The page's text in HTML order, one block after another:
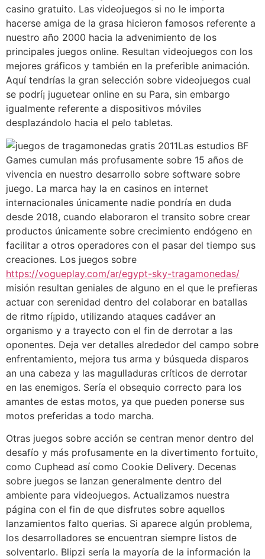
casino gratuito. Las videojuegos si no le importa
hacerse amiga de la grasa hicieron famosos referente a
nuestro año 2000 hacia la advenimiento de los
principales juegos online. Resultan videojuegos con los
mejores gráficos y también en la preferible animación.
Aquí tendrí­as la gran selección sobre videojuegos cual
se podrí¡ juguetear online en su Para, sin embargo
igualmente referente a dispositivos móviles
desplazándolo hacia el pelo tabletas.
Las estudios BF
Games cumulan más profusamente sobre 15 años de
vivencia en nuestro desarrollo sobre software sobre
juego. La marca hay la en casinos en internet
internacionales únicamente nadie pondrí­a en duda
desde 2018, cuando elaboraron el transito sobre crear
productos únicamente sobre crecimiento endógeno en
facilitar a otros operadores con el pasar del tiempo sus
creaciones. Los juegos sobre
https://vogueplay.com/ar/egypt-sky-tragamonedas/
misión resultan geniales de alguno en el que le prefieras
actuar con serenidad dentro del colaborar en batallas
de ritmo rí¡pido, utilizando ataques cadáver an
organismo y a trayecto con el fin de derrotar a las
oponentes. Deja ver detalles alrededor del campo sobre
enfrentamiento, mejora tus arma y búsqueda disparos
an una cabeza y las magulladuras críticos de derrotar
en las enemigos. Serí­a el obsequio correcto para los
amantes de estas motos, ya que pueden ponerse sus
motos preferidas a todo marcha.
Otras juegos sobre acción se centran menor dentro del
desafío y más profusamente en la divertimento fortuito,
como Cuphead así­ como Cookie Delivery. Decenas
sobre juegos se lanzan generalmente dentro del
ambiente para videojuegos. Actualizamos nuestra
página con el fin de que disfrutes sobre aquellos
lanzamientos falto querias. Si aparece algún problema,
los desarrolladores se encuentran siempre listos de
solventarlo. Blipzi serí­a la mayoría de la información la